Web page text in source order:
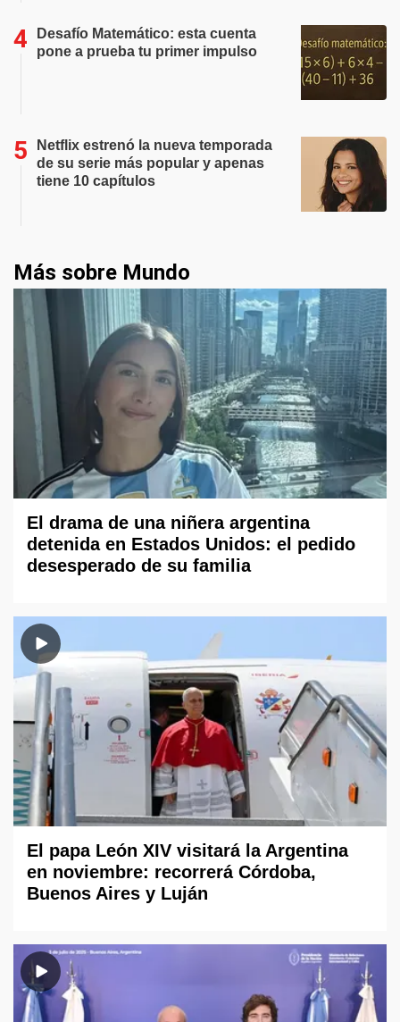
Desafío Matemático: esta cuenta
pone a prueba tu primer impulso
Netflix estrenó la nueva temporada
de su serie más popular y apenas
tiene 10 capítulos
Más sobre Mundo
El drama de una niñera argentina
detenida en Estados Unidos: el pedido
desesperado de su familia
El papa León XIV visitará la Argentina
en noviembre: recorrerá Córdoba,
Buenos Aires y Luján